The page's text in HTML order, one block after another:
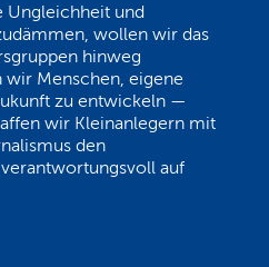
Ungleichheit und
wollen wir das
hinweg
wir Menschen, eigene
zu entwickeln —
wir Kleinanlegern mit
den
auf